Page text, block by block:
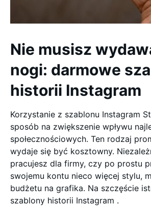
Nie musisz
nogi: darmowe
historii Instagram
Korzystanie z szablonu Instagram
sposób na zwiększenie wpływu
społecznościowych. Ten rodzaj
wydaje się być kosztowny.
pracujesz dla firmy, czy po prostu
swojemu kontu nieco więcej stylu,
budżetu na grafika. Na szczęście
szablony historii Instagram .